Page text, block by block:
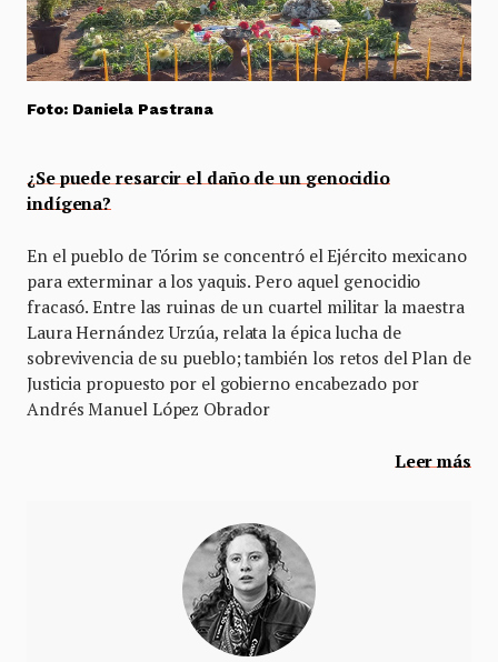
Foto: Daniela Pastrana
¿Se puede resarcir el daño de un genocidio
indígena?
En el pueblo de Tórim se concentró el Ejército mexicano
para exterminar a los yaquis. Pero aquel genocidio
fracasó. Entre las ruinas de un cuartel militar la maestra
Laura Hernández Urzúa, relata la épica lucha de
sobrevivencia de su pueblo; también los retos del Plan de
Justicia propuesto por el gobierno encabezado por
Andrés Manuel López Obrador
Leer más